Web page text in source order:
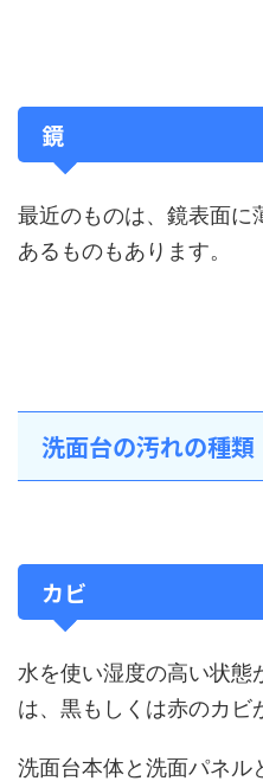
鏡
最近のものは、鏡表面に
あるものもあります。
洗面台の汚れの種類
カビ
水を使い湿度の高い状態
は、黒もしくは赤のカビ
洗面台本体と洗面パネル